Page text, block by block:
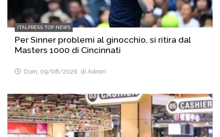
ITALPRESS TOP NEWS
Per Sinner problemi al ginocchio, si ritira dal
Masters 1000 di Cincinnati
Dom, 09/08/2026 di Admin